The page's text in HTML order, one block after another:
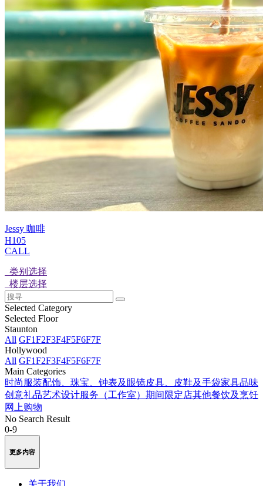
Jessy 咖啡
H105
CALL
类别选择
楼层选择
Selected Category
Selected Floor
Staunton
All GF1F2F3F4F5F6F7F
Hollywood
All GF1F2F3F4F5F6F7F
Main Categories
时尚服装配饰、珠宝、钟表及眼镜皮具、皮鞋及手袋家具品味
创意礼品艺术设计服务（工作室） 期间限定店其他餐饮及烹饪
网上购物
No Search Result
0-9
更多内容
关于我们